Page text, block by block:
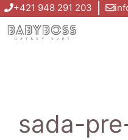
Preskočiť
na
obsah
+421 948 291 203
sada-